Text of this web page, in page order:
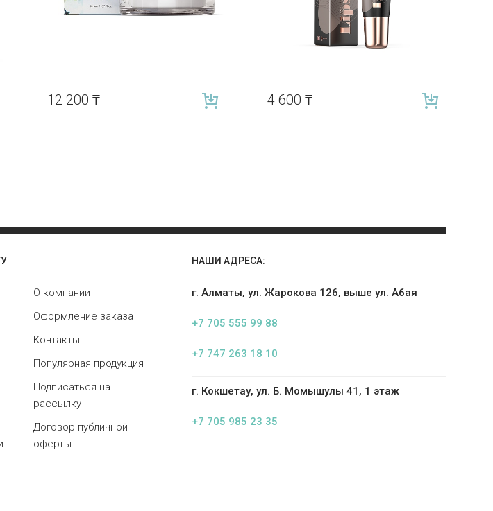
12 200 ₸ 4 600₸
О компании
Оформление заказа
Контакты
Популярная продукция
Подписаться на
рассылку
Договор публичной
оферты
НАШИ АДРЕСА:
г. Алматы, ул. Жарокова 126, выше ул. Абая
+7 705 555 99 88
+7 747 263 18 10
г. Кокшетау, ул. Б. Момышулы 41, 1 этаж
+7 705 985 23 35